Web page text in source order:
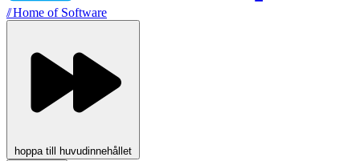
//Home of Software
hoppa till huvudinnehållet